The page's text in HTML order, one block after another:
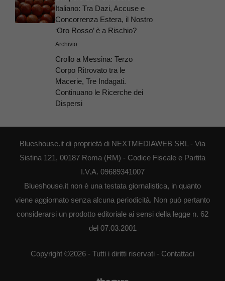
Italiano: Tra Dazi, Accuse e
Concorrenza Estera, il Nostro
‘Oro Rosso’ è a Rischio?
Archivio
Crollo a Messina: Terzo
Corpo Ritrovato tra le
Macerie, Tre Indagati.
Continuano le Ricerche dei
Dispersi
Blueshouse.it di proprietà di NEXTMEDIAWEB SRL - Via
Sistina 121, 00187 Roma (RM) - Codice Fiscale e Partita
I.V.A. 09689341007
Blueshouse.it non è una testata giornalistica, in quanto
viene aggiornato senza alcuna periodicità. Non può pertanto
considerarsi un prodotto editoriale ai sensi della legge n. 62
del 07.03.2001
Copyright ©2026 - Tutti i diritti riservati - Contattaci